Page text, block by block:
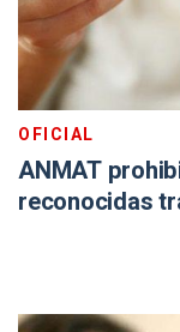
OFICIAL
ANMAT
reconocidas